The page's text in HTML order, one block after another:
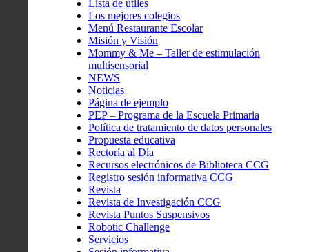
Lista de útiles
Los mejores colegios
Menú Restaurante Escolar
Misión y Visión
Mommy & Me – Taller de estimulación
multisensorial
NEWS
Noticias
Página de ejemplo
PEP – Programa de la Escuela Primaria
Política de tratamiento de datos personales
Propuesta educativa
Rectoría al Día
Recursos electrónicos de Biblioteca CCG
Registro sesión informativa CCG
Revista
Revista de Investigación CCG
Revista Puntos Suspensivos
Robotic Challenge
Servicios